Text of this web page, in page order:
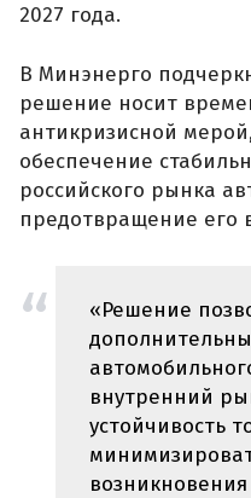
2027 года.
В Минэнерго
решение носит
антикризисной
обеспечение
российского рынка
предотвращение его
«Решение
внутренний
устойчивость